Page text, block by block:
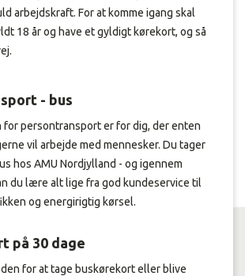
arbejdskraft. For at komme igang skal
18 år og have et gyldigt kørekort, og så
- bus
for persontransport er for dig, der enten
vil arbejde med mennesker. Du tager
hos AMU Nordjylland - og igennem
du lære alt lige fra god kundeservice til
og energirigtig kørsel.
på 30 dage
for at tage buskørekort eller blive